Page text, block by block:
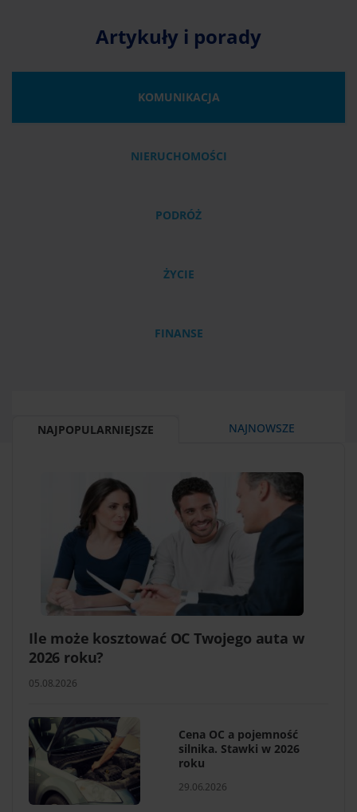
Artykuły i porady
KOMUNIKACJA
NIERUCHOMOŚCI
PODRÓŻ
ŻYCIE
FINANSE
NAJPOPULARNIEJSZE NAJNOWSZE
Ile może kosztować OC Twojego auta w
2026 roku?
05.08.2026
Cena OC a pojemność
silnika. Stawki w 2026
roku
29.06.2026